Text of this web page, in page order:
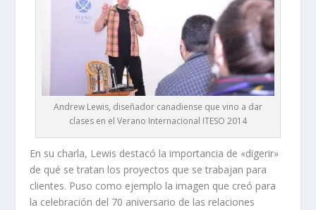
Andrew Lewis, diseñador canadiense que vino a dar
clases en el Verano Internacional ITESO 2014
En su charla, Lewis destacó la importancia de «digerir»
de qué se tratan los proyectos que se trabajan para
clientes. Puso como ejemplo la imagen que creó para
la celebración del 70 aniversario de las relaciones